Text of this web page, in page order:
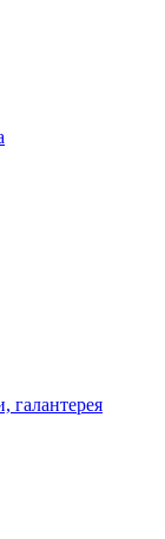
галантерея